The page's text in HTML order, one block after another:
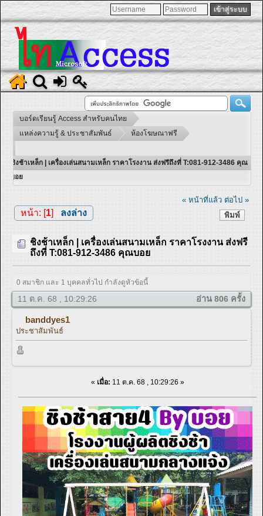
บอร์ดเรียนรู้ Access สำหรับคนไทย
แหล่งความรู้ & ประชาสัมพันธ์
ห้องโฆษณาฟรี
ชิงช้าเหล็ก | เครื่องเล่นสนามเหล็ก ราคาโรงงาน ส่งฟรีถึงที่ T:081-912-3486 คุณ
บอย
« หน้าที่แล้ว ต่อไป »
พิมพ์
หน้า: [1] ลงล่าง
ชิงช้าเหล็ก | เครื่องเล่นสนามเหล็ก ราคาโรงงาน ส่งฟรี
ถึงที่ T:081-912-3486 คุณบอย
0 สมาชิก และ 1 บุคคลทั่วไป กำลังดูหัวข้อนี้
11 ต.ค. 68 , 10:29:26 อ่าน 806 ครั้ง
banddyes1
ประชาสัมพันธ์
« เมื่อ: 11 ต.ค. 68 , 10:29:26 »